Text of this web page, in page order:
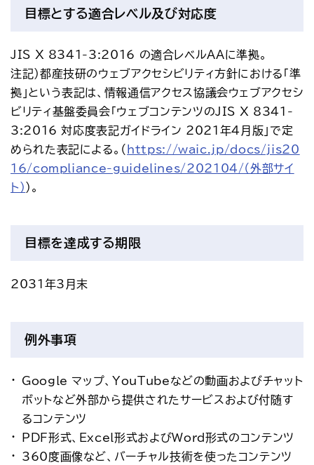
目標とする適合レベル及び対応度
JIS X 8341-3:2016 の適合レベルAAに準拠。
注記）都産技研のウェブアクセシビリティ方針における「準
拠」という表記は、情報通信アクセス協議会ウェブアクセシ
ビリティ基盤委員会「ウェブコンテンツのJIS X 8341-
3:2016 対応度表記ガイドライン 2021年4月版」で定
められた表記による。（ https://waic.jp/docs/jis20
16/compliance-guidelines/202104/（外部サイ
ト） ）。
目標を達成する期限
2031年3月末
例外事項
Google マップ、YouTubeなどの動画およびチャット
ボットなど外部から提供されたサービスおよび付随す
るコンテンツ
PDF形式、Excel形式およびWord形式のコンテンツ
360度画像など、バーチャル技術を使ったコンテンツ